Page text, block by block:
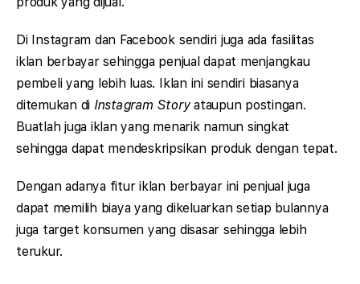
Di Instagram dan Facebook sendiri juga ada fasilitas
iklan berbayar sehingga penjual dapat menjangkau
pembeli yang lebih luas. Iklan ini sendiri biasanya
ditemukan di Instagram Storyataupun postingan.
Buatlah juga iklan yang menarik namun singkat
sehingga dapat mendeskripsikan produk dengan tepat.
Dengan adanya fitur iklan berbayar ini penjual juga
dapat memilih biaya yang dikeluarkan setiap bulannya
juga target konsumen yang disasar sehingga lebih
terukur.